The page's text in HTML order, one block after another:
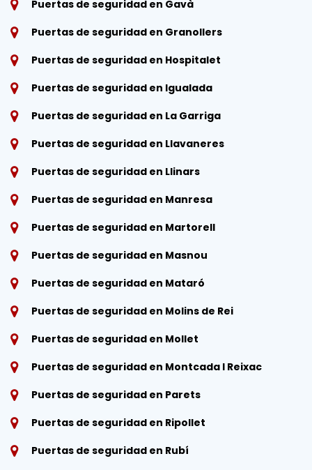
Puertas de seguridad en Gavà
Puertas de seguridad en Granollers
Puertas de seguridad en Hospitalet
Puertas de seguridad en Igualada
Puertas de seguridad en La Garriga
Puertas de seguridad en Llavaneres
Puertas de seguridad en Llinars
Puertas de seguridad en Manresa
Puertas de seguridad en Martorell
Puertas de seguridad en Masnou
Puertas de seguridad en Mataró
Puertas de seguridad en Molins de Rei
Puertas de seguridad en Mollet
Puertas de seguridad en Montcada I Reixac
Puertas de seguridad en Parets
Puertas de seguridad en Ripollet
Puertas de seguridad en Rubí